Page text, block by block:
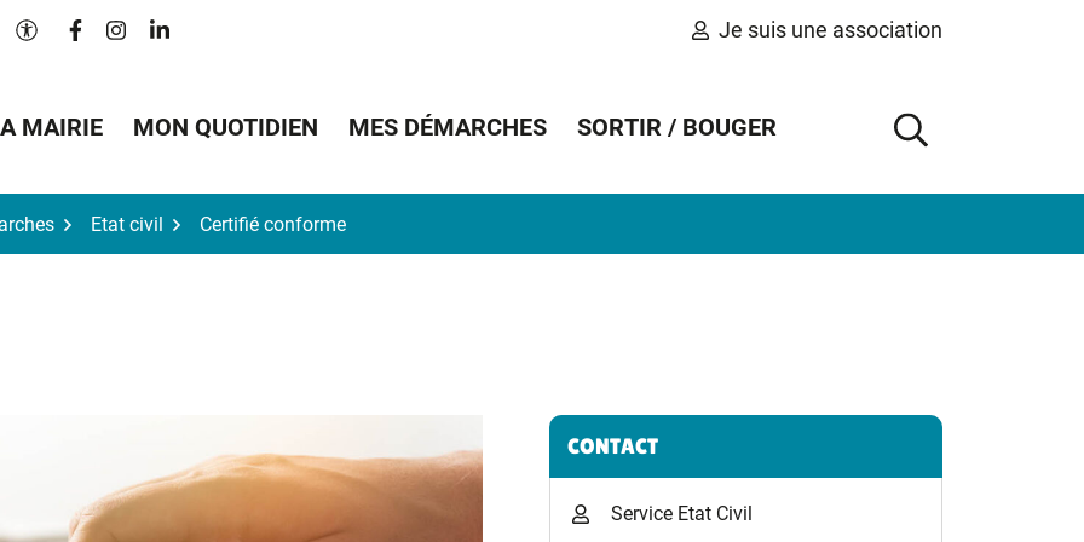
Paramètres d'accessibilité
Lien vers le compte Facebook
Lien vers le compte Instagram
Lien vers le compte Linkedin Je suis une association
MAIRIE MON QUOTIDIEN MES DÉMARCHES SORTIR / BOUGER
AFFICHER
Etat civil Certifié conforme
Informations complémentaires
CONTACT
Service Etat Civil